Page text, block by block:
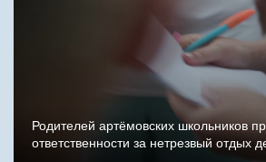
Родителей артёмовских школьников
ответственности за нетрезвый отдых